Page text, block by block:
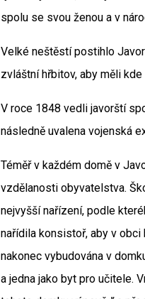
spolu se svou ženou a v
Velké neštěstí postihlo
zvláštní hřbitov, aby měli
V roce 1848 vedli javorští
následně uvalena vojenská
Téměř v každém domě v
vzdělanosti obyvatelstva.
nejvyšší nařízení, podle
nařídila konsistoř, aby v
nakonec vybudována v
a jedna jako byt pro učitele.